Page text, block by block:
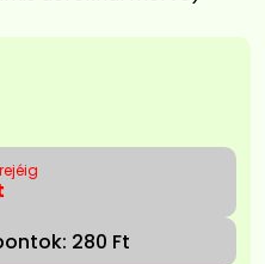
280 Ft